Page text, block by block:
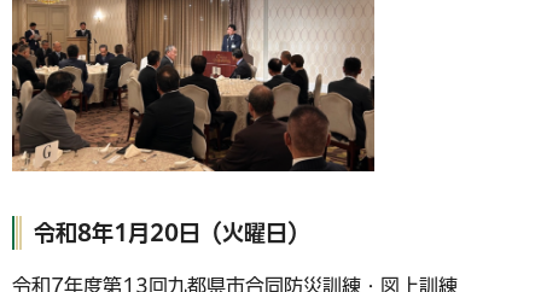
令和8年1月20日（火曜日）
令和7年度第13回九都県市合同防災訓練・図上訓練